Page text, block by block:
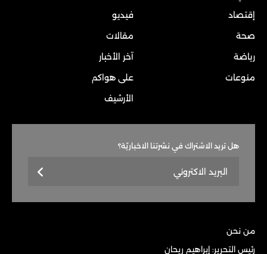
إقتصاد
صحة
رياضة
منوعات
فيديو
مقالات
آخر الأخبار
على هواكم
الأرشيف
هل تريد الاشتراك في نشرتنا الاخباريّة؟
من نحن
رئيس التحرير: إبراهيم ريحان